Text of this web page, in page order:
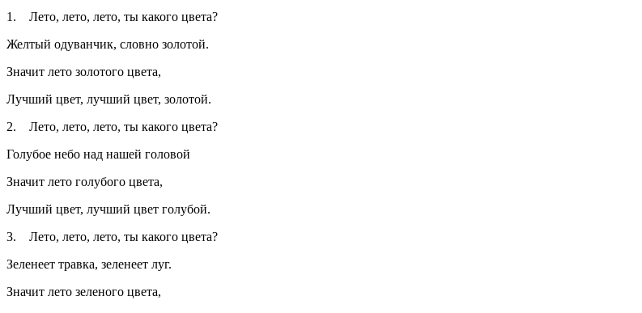
1. Лето, лето, лето, ты какого цвета?
Желтый одуванчик, словно золотой.
Значит лето золотого цвета,
Лучший цвет, лучший цвет, золотой.
2. Лето, лето, лето, ты какого цвета?
Голубое небо над нашей головой
Значит лето голубого цвета,
Лучший цвет, лучший цвет голубой.
3. Лето, лето, лето, ты какого цвета?
Зеленеет травка, зеленеет луг.
Значит лето зеленого цвета,